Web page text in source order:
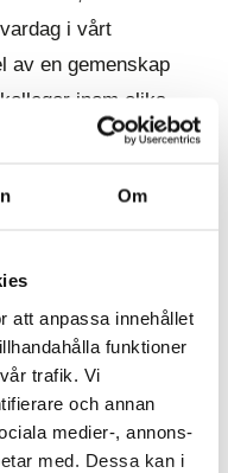
Om
att anpassa innehållet
funktioner
trafik. Vi
och annan
medier-, annons-
med. Dessa kan i
i vårt
av en gemenskap
inom olika
och strävar
cirka 120 kollegor
Lund, Umeå,
på att utöka till
och engagerat